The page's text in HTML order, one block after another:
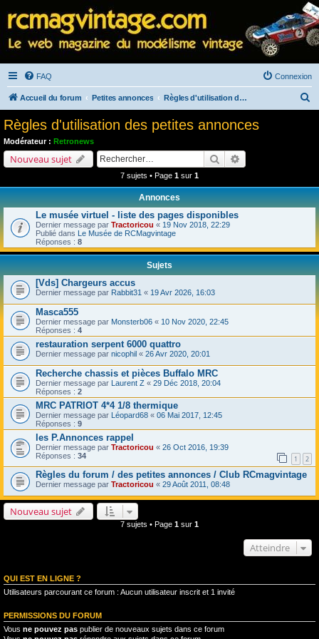
FAQ Connexion
Accueil du forum Petites annonces Règles d'utilisation des petites annonces
r
Règles d'utilisation des petites annonces
Modérateur : Retronews
Nouveau sujet Rechercher
7 sujets • Page 1 sur 1
Annonces
Le musée virtuel - liste des pages disponibles
Dernier message par Tractoricou « 19 Nov 2018, 22:29
Publié dans Le Musée de RCMagvintage
Réponses : 8
Sujets
[Vds] Chargeurs accus
Dernier message par Rabbit31 « 19 Avr 2026, 16:03
Masca555
Dernier message par Monsterb06 « 10 Nov 2020, 22:45
Réponses : 4
restauration serpent 6000 quattro
Dernier message par nicophil « 26 Avr 2020, 20:01
Recherche chassis et pièces Buffalo MRC
Dernier message par Laurent Z « 29 Déc 2018, 20:04
Réponses : 2
MRC PATRIOT 4*4 1/8 thermique
Dernier message par Léopard68 « 06 Mai 2017, 12:45
Réponses : 9
les P.Annonces rappel
Dernier message par Tractoricou « 26 Oct 2016, 19:39
Réponses : 34 1 2
Règles du forum / des petites annonces / Club RCmagvintage
Dernier message par Tractoricou « 29 Août 2011, 08:48
Nouveau sujet
7 sujets • Page 1 sur 1
Atteindre
QUI EST EN LIGNE ?
Utilisateurs parcourant ce forum : Aucun utilisateur inscrit et 1 invité
PERMISSIONS DU FORUM
Vous ne pouvez pas publier de nouveaux sujets dans ce forum